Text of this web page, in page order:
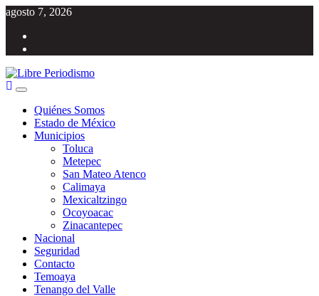
Saltar
contenido
agosto 7, 2026
Menú
principal
Quiénes Somos
Estado de México
Municipios
Toluca
Metepec
San Mateo Atenco
Calimaya
Mexicaltzingo
Ocoyoacac
Zinacantepec
Nacional
Seguridad
Contacto
Temoaya
Tenango del Valle